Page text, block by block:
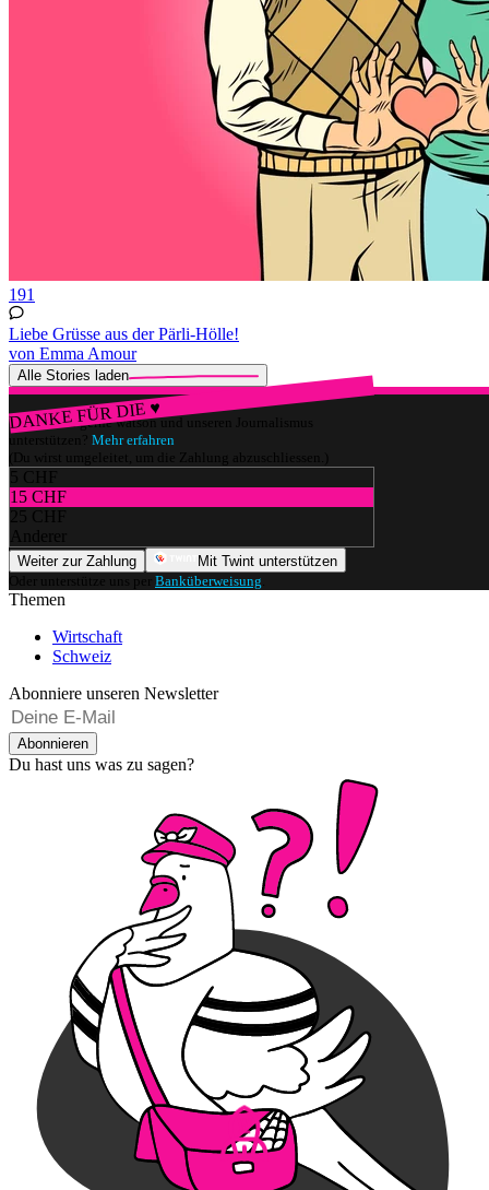
191
Liebe Grüsse aus der Pärli-Hölle!
von Emma Amour
Alle Stories laden
DANKE FÜR DIE ♥
Würdest du gerne watson und unseren Journalismus
unterstützen? Mehr erfahren
(Du wirst umgeleitet, um die Zahlung abzuschliessen.)
5 CHF
15 CHF
25 CHF
Anderer
Weiter zur Zahlung
Mit Twint unterstützen
Oder unterstütze uns per Banküberweisung
Themen
Wirtschaft
Schweiz
Abonniere unseren Newsletter
Abonnieren
Du hast uns was zu sagen?